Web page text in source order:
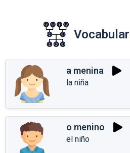
a menina
la niña
o menino
el niño